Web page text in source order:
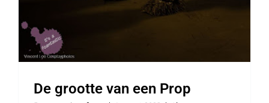
De grootte van een Prop